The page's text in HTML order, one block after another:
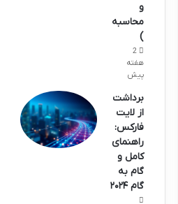
و
محاسبه
)
2
هفته
پیش
برداشت
از لایت
فارکس:
راهنمای
کامل و
گام به
گام ۲۰۲۴